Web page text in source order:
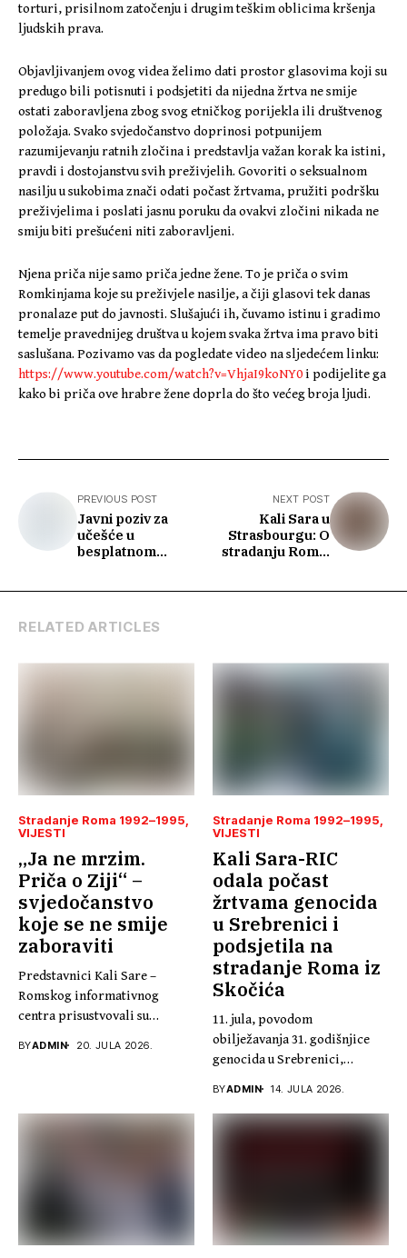
torturi, prisilnom zatočenju i drugim teškim oblicima kršenja
ljudskih prava.
Objavljivanjem ovog videa želimo dati prostor glasovima koji su
predugo bili potisnuti i podsjetiti da nijedna žrtva ne smije
ostati zaboravljena zbog svog etničkog porijekla ili društvenog
položaja. Svako svjedočanstvo doprinosi potpunijem
razumijevanju ratnih zločina i predstavlja važan korak ka istini,
pravdi i dostojanstvu svih preživjelih. Govoriti o seksualnom
nasilju u sukobima znači odati počast žrtvama, pružiti podršku
preživjelima i poslati jasnu poruku da ovakvi zločini nikada ne
smiju biti prešućeni niti zaboravljeni.
Njena priča nije samo priča jedne žene. To je priča o svim
Romkinjama koje su preživjele nasilje, a čiji glasovi tek danas
pronalaze put do javnosti. Slušajući ih, čuvamo istinu i gradimo
temelje pravednijeg društva u kojem svaka žrtva ima pravo biti
saslušana. Pozivamo vas da pogledate video na sljedećem linku:
https://www.youtube.com/watch?v=VhjaI9koNY0i podijelite ga
kako bi priča ove hrabre žene doprla do što većeg broja ljudi.
PREVIOUS POST
Javni poziv za
učešće u
besplatnom
zapošljavanju
NEXT POST
Kali Sara u
Strasbourgu: O
stradanju Roma,
RELATED ARTICLES
Stradanje Roma 1992–1995
VIJESTI
„Ja ne mrzim.
Priča o Ziji“ –
svjedočanstvo
koje se ne smije
zaboraviti
Predstavnici Kali Sare –
Romskog informativnog
centra prisustvovali su
BYADMIN 20. JULA 2026.
Stradanje Roma 1992–1995
VIJESTI
Kali Sara-RIC
odala počast
žrtvama genocida
u Srebrenici i
podsjetila na
stradanje Roma iz
Skočića
11. jula, povodom
obilježavanja 31. godišnjice
genocida u Srebrenici,
BYADMIN 14. JULA 2026.